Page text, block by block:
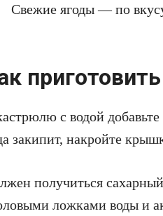
Свежие ягоды — по
с водой
закипит, накройте
получиться
ложками воды и